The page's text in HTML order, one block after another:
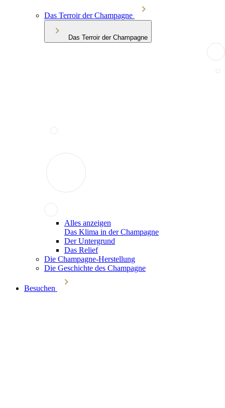
Das Terroir der Champagne
Das Terroir der Champagne
Alles anzeigen
Das Klima in der Champagne
Der Untergrund
Das Relief
Die Champagne-Herstellung
Die Geschichte des Champagne
Besuchen